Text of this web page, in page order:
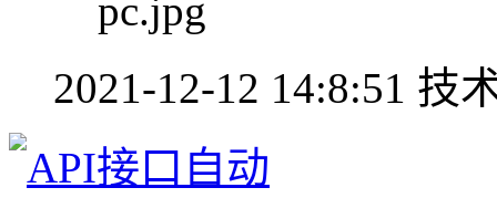
2021-12-12 14:8:51 技